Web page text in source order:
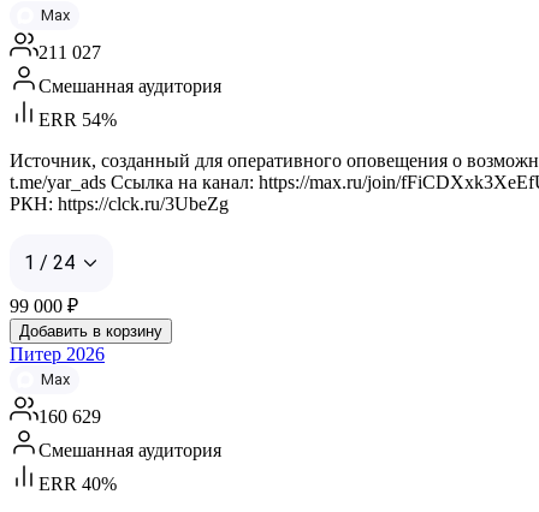
Max
211 027
Смешанная аудитория
ERR 54%
Источник, созданный для оперативного оповещения о
t.me/yar_ads Ссылка на канал: https://max.ru/join/
РКН: https://clck.ru/3UbeZg
1 / 24
99 000 ₽
Добавить в корзину
Питер 2026
Max
160 629
Смешанная аудитория
ERR 40%